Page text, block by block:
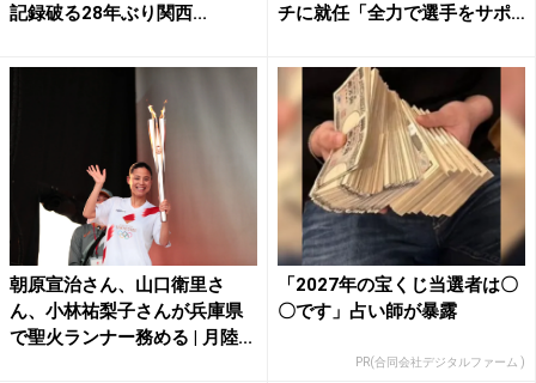
記録破る28年ぶり関西...
チに就任「全力で選手をサポ
朝原宣治さん、山口衛里さ
ん、小林祐梨子さんが兵庫県
で聖火ランナー務める | 月陸...
「2027年の宝くじ当選者は〇
〇です」占い師が暴露
PR(合同会社デジタルファーム )